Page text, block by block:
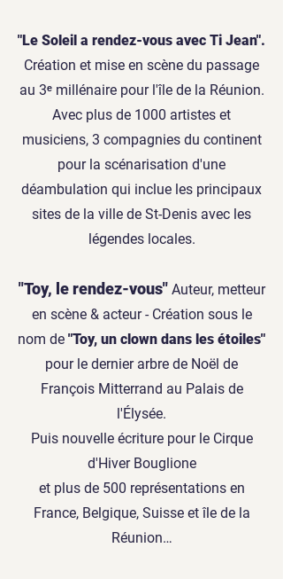
"Le Soleil a rendez-vous avec Ti Jean".
Création et mise en scène du passage
au 3ᵉ millénaire pour l'île de la Réunion.
Avec plus de 1000 artistes et
musiciens, 3 compagnies du continent
pour la scénarisation d'une
déambulation qui inclue les principaux
sites de la ville de St-Denis avec les
légendes locales.
"Toy, le rendez-vous" Auteur, metteur
en scène & acteur - Création sous le
nom de "Toy, un clown dans les étoiles"
pour le dernier arbre de Noël de
François Mitterrand au Palais de
l'Élysée.
Puis nouvelle écriture pour le Cirque
d'Hiver Bouglione
et plus de 500 représentations en
France, Belgique, Suisse et île de la
Réunion…